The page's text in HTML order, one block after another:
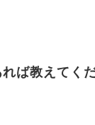
ば教えてくだ